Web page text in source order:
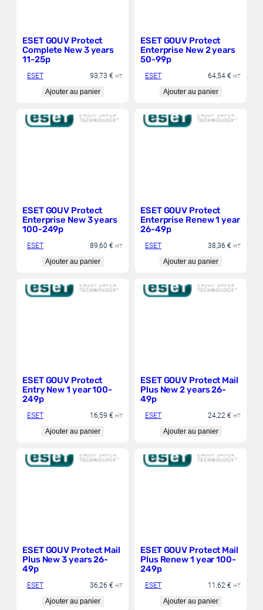
ESET GOUV Protect
Complete New 3 years
11-25p
ESET 93,73 € HT
Ajouter au panier
ESET GOUV Protect
Enterprise New 2 years
50-99p
ESET 64,54 € HT
Ajouter au panier
ESET GOUV Protect
Enterprise New 3 years
100-249p
ESET 89,60 € HT
Ajouter au panier
ESET GOUV Protect
Enterprise Renew 1 year
26-49p
ESET 38,36 € HT
Ajouter au panier
ESET GOUV Protect
Entry New 1 year 100-
249p
ESET 16,59 € HT
Ajouter au panier
ESET GOUV Protect Mail
Plus New 2 years 26-
49p
ESET 24,22 € HT
Ajouter au panier
ESET GOUV Protect Mail
Plus New 3 years 26-
49p
ESET 36,26 € HT
Ajouter au panier
ESET GOUV Protect Mail
Plus Renew 1 year 100-
249p
ESET 11,62 € HT
Ajouter au panier